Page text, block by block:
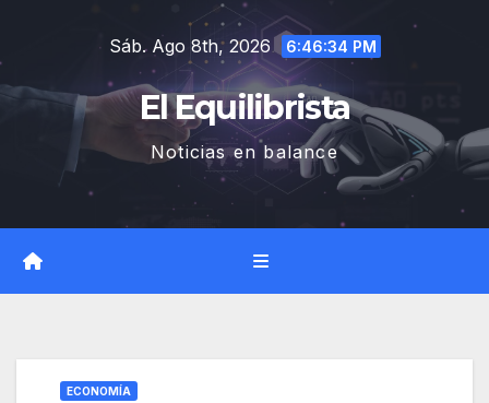
contenido
Sáb. Ago 8th, 2026 6:46:35 PM
El Equilibrista
Noticias en balance
ECONOMÍA